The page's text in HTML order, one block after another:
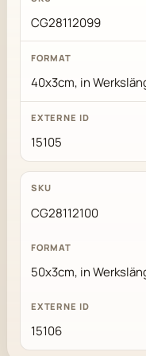
CG28112099
40x3cm, in
15105
CG28112100
50x3cm, in
15106